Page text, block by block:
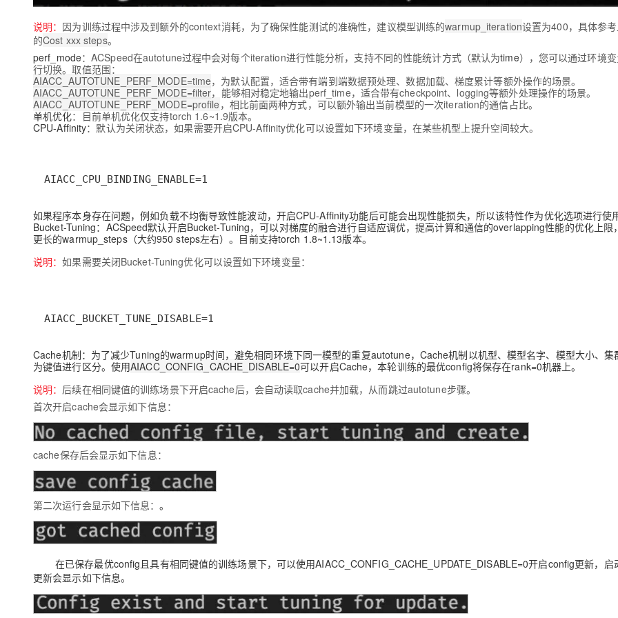
说明： 因为训练过程中涉及到额外的context消耗，为了确保性能测试的准确性，建议模型训练的warmup_iteration设置为400，具体参
的Cost xxx steps。
perf_mode：ACSpeed在autotune过程中会对每个iteration进行性能分析，支持不同的性能统计方式（默认为time），您可以通过环境
行切换。取值范围：
AIACC_AUTOTUNE_PERF_MODE=time，为默认配置，适合带有端到端数据预处理、数据加载、梯度累计等额外操作的场景。
AIACC_AUTOTUNE_PERF_MODE=filter，能够相对稳定地输出perf_time，适合带有checkpoint、logging等额外处理操作的场景。
AIACC_AUTOTUNE_PERF_MODE=profile ，相比前面两种方式，可以额外输出当前模型的一次iteration的通信占比。
单机优化：目前单机优化仅支持torch 1.6~1.9版本。
CPU-Affinity：默认为关闭状态，如果需要开启CPU-Affinity优化可以设置如下环境变量，在某些机型上提升空间较大。
AIACC_CPU_BINDING_ENABLE=1
如果程序本身存在问题，例如负载不均衡导致性能波动，开启CPU-Affinity功能后可能会出现性能损失，所以该特性作为优化选项进行使
Bucket-Tuning：ACSpeed默认开启Bucket-Tuning，可以对梯度的融合进行自适应调优，提高计算和通信的overlapping性能的优化上限
更长的warmup_steps（大约950 steps左右）。目前支持torch 1.8~1.13版本。
说明：如果需要关闭Bucket-Tuning优化可以设置如下环境变量：
AIACC_BUCKET_TUNE_DISABLE=1
Cache机制：为了减少Tuning的warmup时间，避免相同环境下同一模型的重复autotune，Cache机制以机型、模型名字、模型大小、集
为键值进行区分。使用AIACC_CONFIG_CACHE_DISABLE=0可以开启Cache，本轮训练的最优config将保存在rank=0机器上。
说明： 后续在相同键值的训练场景下开启cache后，会自动读取cache并加载，从而跳过autotune步骤。
首次开启cache会显示如下信息：
cache保存后会显示如下信息：
第二次运行会显示如下信息：。
在已保存最优config且具有相同键值的训练场景下，可以使用AIACC_CONFIG_CACHE_UPDATE_DISABLE=0开启config更新，启
更新会显示如下信息。